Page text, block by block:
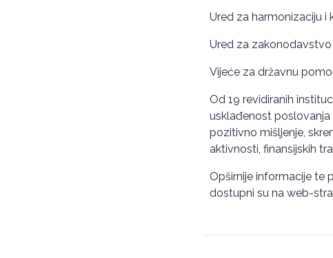
Ured za harmonizaciju i
Ured za zakonodavstvo
Vijeće za državnu
Od 19 revidiranih
usklađenost poslovanja
pozitivno mišljenje,
aktivnosti, finansijskih
Opširnije informacije te
dostupni su na web-